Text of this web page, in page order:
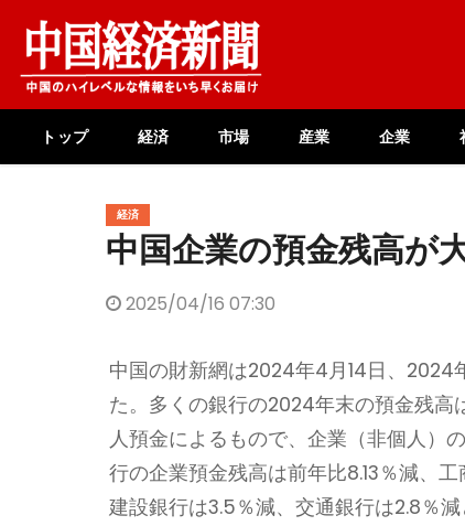
content
トップ 経済 市場 産業 企業
経済
中国企業の預金残高が
2025/04/16 07:30
中国の財新網は2024年4月14日、2024
た。多くの銀行の2024年末の預金残
人預金によるもので、企業（非個人）
行の企業預金残高は前年比8.13％減、
建設銀行は3.5％減、交通銀行は2.8％